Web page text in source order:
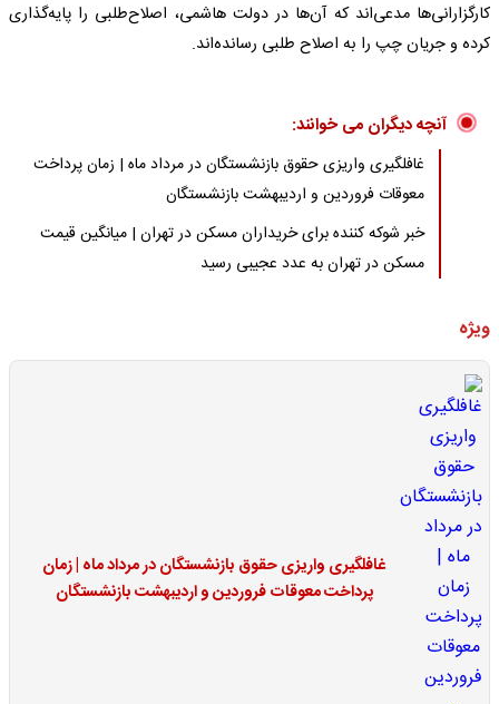
کارگزارانی‌ها مدعی‌اند که آن‌ها در دولت هاشمی، اصلاح‌طلبی را پایه‌گذاری
کرده و جریان چپ را به اصلاح طلبی رسانده‌اند.
آنچه دیگران می خوانند:
غافلگیری واریزی حقوق بازنشستگان در مرداد ماه | زمان پرداخت
معوقات فروردین و اردیبهشت بازنشستگان
خبر شوکه کننده برای خریداران مسکن در تهران | میانگین قیمت
مسکن در تهران به عدد عجیبی رسید
ویژه
غافلگیری واریزی حقوق بازنشستگان در مرداد ماه | زمان
پرداخت معوقات فروردین و اردیبهشت بازنشستگان